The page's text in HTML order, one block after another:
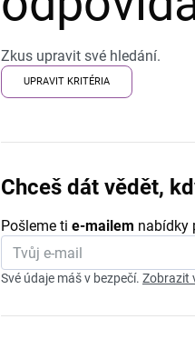
Zkus upravit své hledání.
UPRAVIT KRITÉRIA
Chceš dát vědět,
Pošleme ti e-mailem nabídky
Své údaje máš v bezpečí. Zobrazit